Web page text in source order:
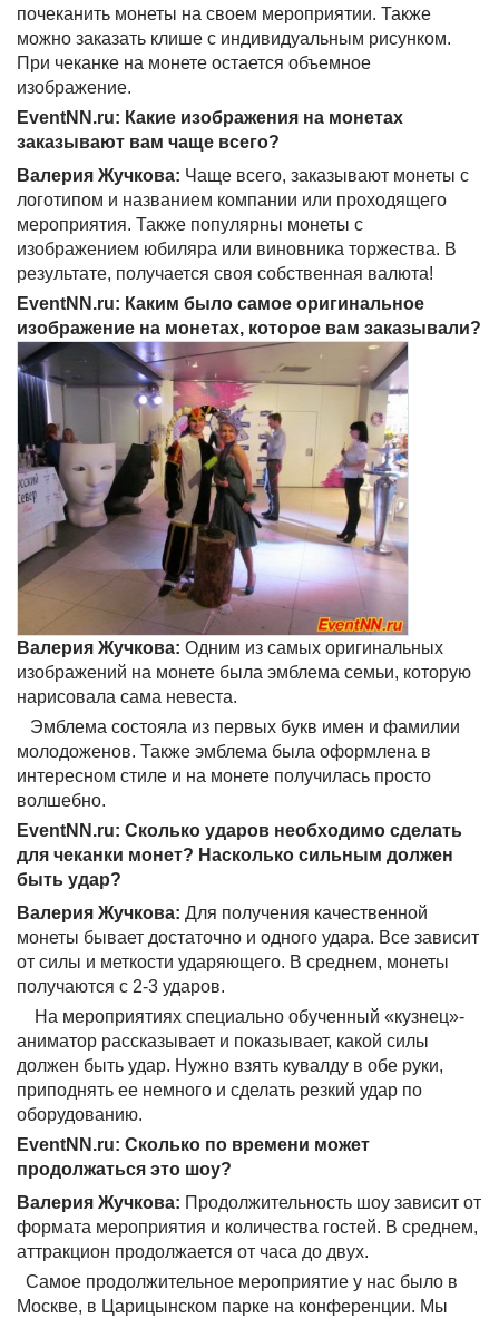
почеканить монеты на своем мероприятии. Также
можно заказать клише с индивидуальным рисунком.
При чеканке на монете остается объемное
изображение.
EventNN.ru: Какие изображения на монетах
заказывают вам чаще всего?
Валерия Жучкова: Чаще всего, заказывают монеты с
логотипом и названием компании или проходящего
мероприятия. Также популярны монеты с
изображением юбиляра или виновника торжества. В
результате, получается своя собственная валюта!
EventNN.ru: Каким было самое оригинальное
изображение на монетах, которое вам заказывали?
Валерия Жучкова: Одним из самых оригинальных
изображений на монете была эмблема семьи, которую
нарисовала сама невеста.
Эмблема состояла из первых букв имен и фамилии
молодоженов. Также эмблема была оформлена в
интересном стиле и на монете получилась просто
волшебно.
EventNN.ru: Сколько ударов необходимо сделать
для чеканки монет? Насколько сильным должен
быть удар?
Валерия Жучкова: Для получения качественной
монеты бывает достаточно и одного удара. Все зависит
от силы и меткости ударяющего. В среднем, монеты
получаются с 2-3 ударов.
На мероприятиях специально обученный «кузнец»-
аниматор рассказывает и показывает, какой силы
должен быть удар. Нужно взять кувалду в обе руки,
приподнять ее немного и сделать резкий удар по
оборудованию.
EventNN.ru: Сколько по времени может
продолжаться это шоу?
Валерия Жучкова: Продолжительность шоу зависит от
формата мероприятия и количества гостей. В среднем,
аттракцион продолжается от часа до двух.
Самое продолжительное мероприятие у нас было в
Москве, в Царицынском парке на конференции. Мы